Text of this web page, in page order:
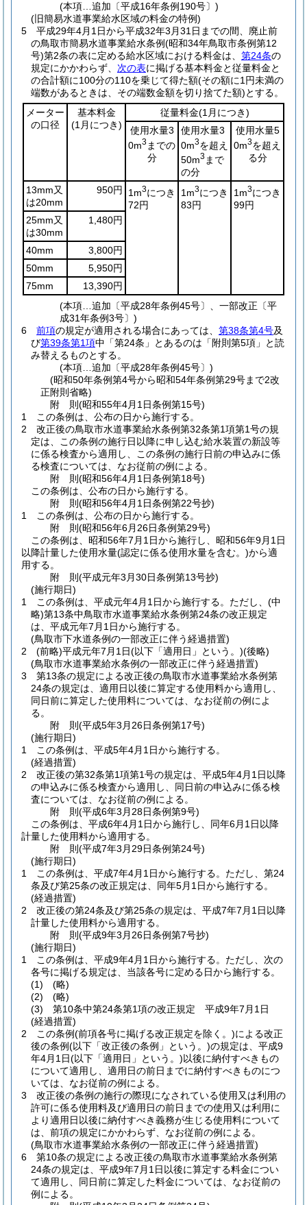
(本項…追加〔平成16年条例190号〕)
(旧簡易水道事業給水区域の料金の特例)
5
平成29年4月1日から平成32年3月31日までの間、廃止前
の鳥取市簡易水道事業給水条例(昭和34年鳥取市条例第12
号)第2条の表に定める給水区域における料金は、 第24条の
規定にかかわらず、 次の表に掲げる基本料金と従量料金と
の合計額に100分の110を乗じて得た額(その額に1円未満の
端数があるときは、その端数金額を切り捨てた額)とする。
メーター
の口径
基本料金
(1月につき)
従量料金(1月につき)
使用水量3
0m3 までの
分
使用水量3
0m3を超え
50m3まで
の分
使用水量5
0m3を超え
る分
13mm又
は20mm
950円 1m3につき
72円
1m3につき
83円
1m3につき
99円
25mm又
は30mm
1,480円
40mm
3,800円
50mm
5,950円
75mm
13,390円
(本項…追加〔平成28年条例45号〕、一部改正〔平
成31年条例3号〕)
6
前項の規定が適用される場合にあっては、 第38条第4号及
び第39条第1項中「第24条」とあるのは「附則第5項」と読
み替えるものとする。
(本項…追加〔平成28年条例45号〕)
(昭和50年条例第4号から昭和54年条例第29号まで2改
正附則省略)
附 則(昭和55年4月1日条例第15号)
1
この条例は、公布の日から施行する。
2
改正後の鳥取市水道事業給水条例第32条第1項第1号の規
定は、この条例の施行日以降に申し込む給水装置の新設等
に係る検査から適用し、この条例の施行日前の申込みに係
る検査については、なお従前の例による。
附 則(昭和56年4月1日条例第18号)
この条例は、公布の日から施行する。
附 則(昭和56年4月1日条例第22号抄)
1
この条例は、公布の日から施行する。
附 則(昭和56年6月26日条例第29号)
この条例は、昭和56年7月1日から施行し、昭和56年9月1日
以降計量した使用水量(認定に係る使用水量を含む。)から適
用する。
附 則(平成元年3月30日条例第13号抄)
(施行期日)
1
この条例は、平成元年4月1日から施行する。 ただし、 (中
略)第13条中鳥取市水道事業給水条例第24条の改正規定
は、平成元年7月1日から施行する。
(鳥取市下水道条例の一部改正に伴う経過措置)
2
(前略)平成元年7月1日(以下「適用日」という。)(後略)
(鳥取市水道事業給水条例の一部改正に伴う経過措置)
3
第13条の規定による改正後の鳥取市水道事業給水条例第
24条の規定は、適用日以後に算定する使用料から適用し、
同日前に算定した使用料については、なお従前の例によ
る。
附 則(平成5年3月26日条例第17号)
(施行期日)
1
この条例は、平成5年4月1日から施行する。
(経過措置)
2
改正後の第32条第1項第1号の規定は、平成5年4月1日以降
の申込みに係る検査から適用し、同日前の申込みに係る検
査については、なお従前の例による。
附 則(平成6年3月28日条例第9号)
この条例は、平成6年4月1日から施行し、同年6月1日以降
計量した使用料から適用する。
附 則(平成7年3月29日条例第24号)
(施行期日)
1
この条例は、平成7年4月1日から施行する。 ただし、第24
条及び第25条の改正規定は、同年5月1日から施行する。
(経過措置)
2
改正後の第24条及び第25条の規定は、平成7年7月1日以降
計量した使用料から適用する。
附 則(平成9年3月26日条例第7号抄)
(施行期日)
1
この条例は、平成9年4月1日から施行する。 ただし、次の
各号に掲げる規定は、当該各号に定める日から施行する。
(1)
(略)
(2)
(略)
(3)
第10条中第24条第1項の改正規定 平成9年7月1日
(経過措置)
2
この条例(前項各号に掲げる改正規定を除く。)による改正
後の条例(以下「改正後の条例」という。)の規定は、平成9
年4月1日(以下「適用日」という。)以後に納付すべきもの
について適用し、適用日の前日までに納付すべきものにつ
いては、なお従前の例による。
3
改正後の条例の施行の際現になされている使用又は利用の
許可に係る使用料及び適用日の前日までの使用又は利用に
より適用日以後に納付すべき義務が生じる使用料について
は、前項の規定にかかわらず、なお従前の例による。
(鳥取市水道事業給水条例の一部改正に伴う経過措置)
6
第10条の規定による改正後の鳥取市水道事業給水条例第
24条の規定は、平成9年7月1日以後に算定する料金につい
て適用し、同日前に算定した料金については、なお従前の
例による。